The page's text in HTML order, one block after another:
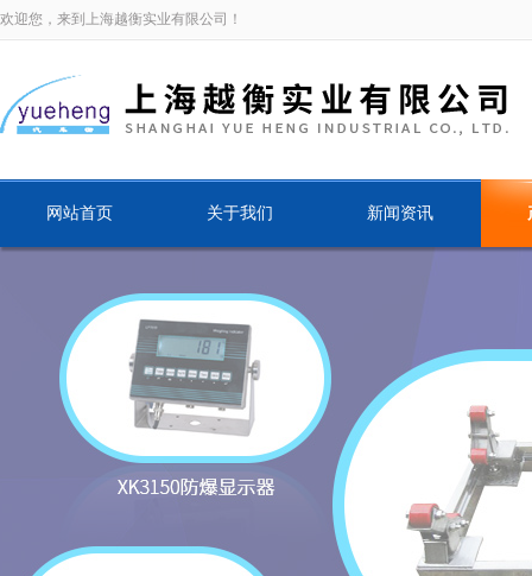
欢迎您，来到上海越衡实业有限公司！
网站首页 关于我们 新闻资讯